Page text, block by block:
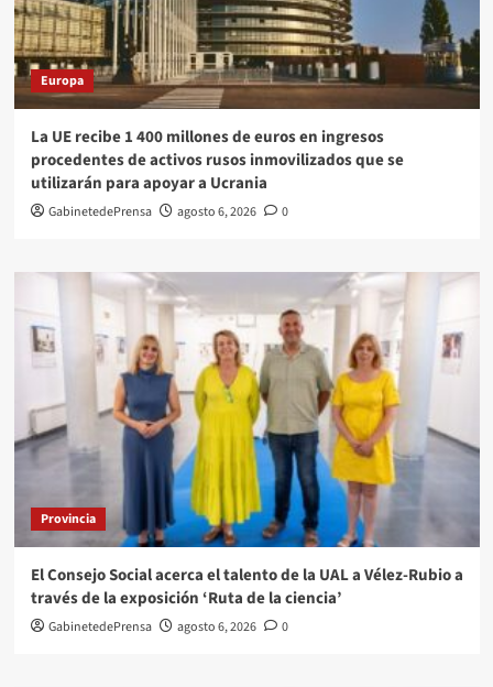
Europa
La UE recibe 1 400 millones de euros en ingresos
procedentes de activos rusos inmovilizados que se
utilizarán para apoyar a Ucrania
GabinetedePrensa agosto 6, 2026 0
Provincia
El Consejo Social acerca el talento de la UAL a Vélez-Rubio a
través de la exposición ‘Ruta de la ciencia’
GabinetedePrensa agosto 6, 2026 0